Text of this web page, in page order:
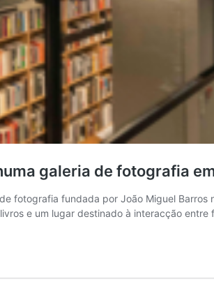
galeria de fotografia
fotografia fundada por João Miguel
e um lugar destinado à interacção